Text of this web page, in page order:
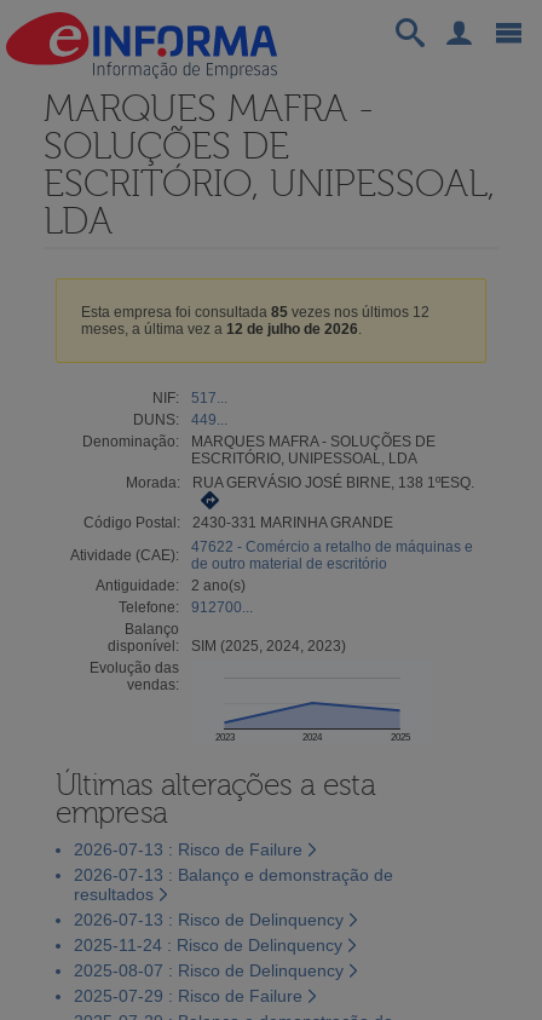
MARQUES MAFRA -
SOLUÇÕES DE
ESCRITÓRIO, UNIPESSOAL,
LDA
Esta empresa foi consultada 85vezes nos últimos 12
meses, a última vez a 12 de julho de 2026.
NIF:
517...
DUNS:
449...
Denominação:
MARQUES MAFRA - SOLUÇÕES DE
ESCRITÓRIO, UNIPESSOAL, LDA
Morada:
RUA GERVÁSIO JOSÉ BIRNE, 138 1ºESQ.
Código Postal:
2430-331 MARINHA GRANDE
Atividade (CAE):
47622 - Comércio a retalho de máquinas e
de outro material de escritório
Antiguidade:
2 ano(s)
Telefone:
912700...
Balanço
disponível:
SIM (2025, 2024, 2023)
Evolução das
vendas:
2023 2024 2025
Últimas alterações a esta
empresa
2026-07-13 : Risco de Failure
2026-07-13 : Balanço e demonstração de
resultados
2026-07-13 : Risco de Delinquency
2025-11-24 : Risco de Delinquency
2025-08-07 : Risco de Delinquency
2025-07-29 : Risco de Failure